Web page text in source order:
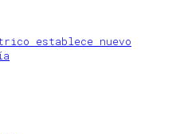
establece nuevo